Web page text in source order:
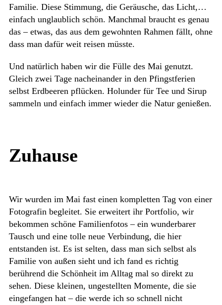
Familie. Diese Stimmung, die Geräusche, das Licht,…
einfach unglaublich schön. Manchmal braucht es genau
das – etwas, das aus dem gewohnten Rahmen fällt, ohne
dass man dafür weit reisen müsste.
Und natürlich haben wir die Fülle des Mai genutzt.
Gleich zwei Tage nacheinander in den Pfingstferien
selbst Erdbeeren pflücken. Holunder für Tee und Sirup
sammeln und einfach immer wieder die Natur genießen.
Zuhause
Wir wurden im Mai fast einen kompletten Tag von einer
Fotografin begleitet. Sie erweitert ihr Portfolio, wir
bekommen schöne Familienfotos – ein wunderbarer
Tausch und eine tolle neue Verbindung, die hier
entstanden ist. Es ist selten, dass man sich selbst als
Familie von außen sieht und ich fand es richtig
berührend die Schönheit im Alltag mal so direkt zu
sehen. Diese kleinen, ungestellten Momente, die sie
eingefangen hat – die werde ich so schnell nicht